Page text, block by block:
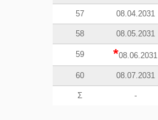
57 08.04.2031
58 08.05.2031
59 *08.06.2031
60 08.07.2031
Σ -